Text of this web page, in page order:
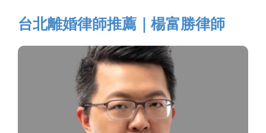
台北離婚律師推薦｜楊富勝律師